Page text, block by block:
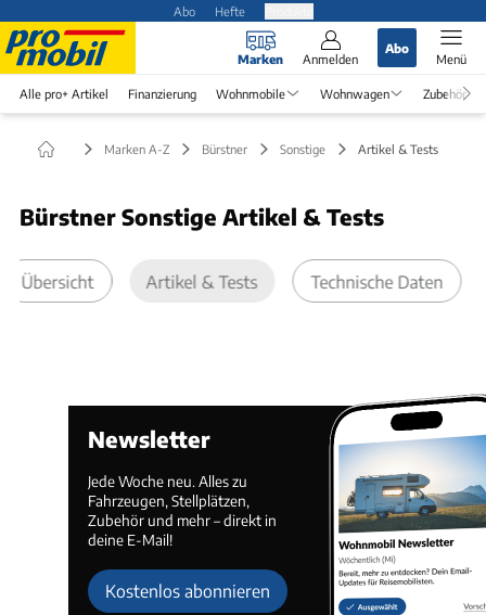
Abo Hefte
Marken Anmelden
Abo
Menü
Alle pro+ Artikel Finanzierung Wohnmobile Wohnwagen Zubehör
Marken A-Z Bürstner Sonstige Artikel & Tests
Bürstner Sonstige Artikel & Tests
Übersicht Artikel & Tests Technische Daten
Newsletter
Jede Woche neu. Alles zu
Fahrzeugen, Stellplätzen,
Zubehör und mehr – direkt in
deine E-Mail!
Kostenlos abonnieren